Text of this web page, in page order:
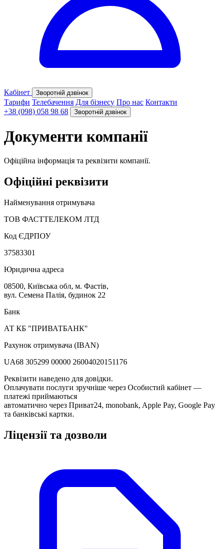
Кабінет Зворотній дзвінок
Тарифи Телебачення Для бізнесу Про нас Контакти
+38 (098) 058 98 68
Зворотній дзвінок
Документи компанії
Офіційна інформація та реквізити компанії.
Офіційні реквізити
Найменування отримувача
ТОВ ФАСТТЕЛЕКОМ ЛТД
Код ЄДРПОУ
37583301
Юридична адреса
08500, Київська обл, м. Фастів,
вул. Семена Палія, будинок 22
Банк
АТ КБ "ПРИВАТБАНК"
Рахунок отримувача (IBAN)
UA68 305299 00000 26004020151176
Реквізити наведено для довідки.
Оплачувати послуги зручніше через Особистий кабінет —
платежі приймаються
автоматично через Приват24, monobank, Apple Pay, Google Pay
та банківські картки.
Ліцензії та дозволи